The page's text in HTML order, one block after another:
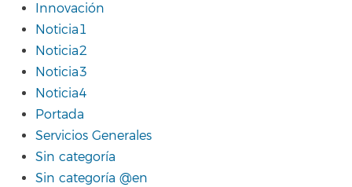
Innovación
Noticia1
Noticia2
Noticia3
Noticia4
Portada
Servicios Generales
Sin categoría
Sin categoría @en